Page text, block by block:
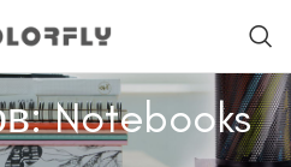
Notebooks